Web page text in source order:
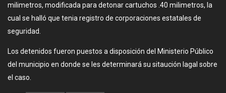
milimetros, modificada para detonar cartuchos .40 milimetros, la
cual se halló que tenia registro de corporaciones estatales de
seguridad.
Los detenidos fueron puestos a disposición del Ministerio Público
del municipio en donde se les determinará su sitaución lagal sobre
el caso.